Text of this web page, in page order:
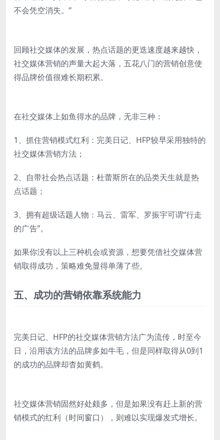
不会凭空消失。”
回顾社交媒体的发展，热点话题的更迭速度越来越快，
社交媒体营销的声量大起大落，五花八门的营销创意使
得品牌价值很难长期积累。
在社交媒体上如鱼得水的品牌，无非三种：
1、抓住营销模式红利：完美日记、HFP较早采用独特的
社交媒体营销方法；
2、自带社会热点话题：杜蕾斯所在的品类天生就是热
点话题；
3、拥有超级话题人物：马云、雷军、罗振宇可谓“行走
的广告”。
如果你没有以上三种机会或资源，想要凭借社交媒体营
销取得成功，策略难免显得单薄了些。
五、成功的营销依靠系统能力
完美日记、HFP的社交媒体营销方法广为流传，时至今
日，沿用该方法的品牌多如牛毛，但是同样取得从0到1
的成功的品牌却杳如黄鹤。
社交媒体营销固然好处颇多，但是如果没有赶上新的营
销模式的红利（时间窗口），则难以实现爆发式增长。